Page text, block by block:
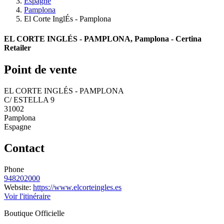
Pamplona
El Corte InglÉs - Pamplona
EL CORTE INGLÉS - PAMPLONA, Pamplona - Certina
Retailer
Point de vente
EL CORTE INGLÉS - PAMPLONA
C/ ESTELLA 9
31002
Pamplona
Espagne
Contact
Phone
948202000
Website: https://www.elcorteingles.es
Voir l'itinéraire
Boutique Officielle